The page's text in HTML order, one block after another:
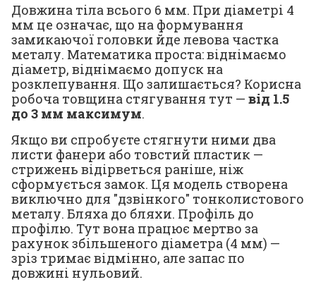
Довжина тіла всього 6 мм. При діаметрі 4
мм це означає, що на формування
замикаючої головки йде левова частка
металу. Математика проста: віднімаємо
діаметр, віднімаємо допуск на
розклепування. Що залишається? Корисна
робоча товщина стягування тут — від 1.5
до 3 мм максимум.
Якщо ви спробуєте стягнути ними два
листи фанери або товстий пластик —
стрижень відірветься раніше, ніж
сформується замок. Ця модель створена
виключно для "дзвінкого" тонколистового
металу. Бляха до бляхи. Профіль до
профілю. Тут вона працює мертво за
рахунок збільшеного діаметра (4 мм) —
зріз тримає відмінно, але запас по
довжині нульовий.